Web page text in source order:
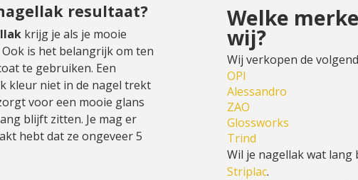
resultaat?
krijg je als je mooie
is het belangrijk om ten
te gebruiken. Een
kleur niet in de nagel trekt
voor een mooie glans
blijft zitten. Je mag er
hebt dat ze ongeveer 5
Welke
wij?
Wij verkopen de
OPI
Alessandro
ZAO
Glossworks
Trind
Wil je nagellak wat
Striplac.